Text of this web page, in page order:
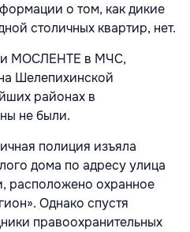
о том, как дикие
столичных квартир, нет.
МОСЛЕНТЕ в МЧС,
Шелепихинской
районах в
не были.
полиция изъяла
дома по адресу улица
расположено охранное
Однако спустя
правоохранительных